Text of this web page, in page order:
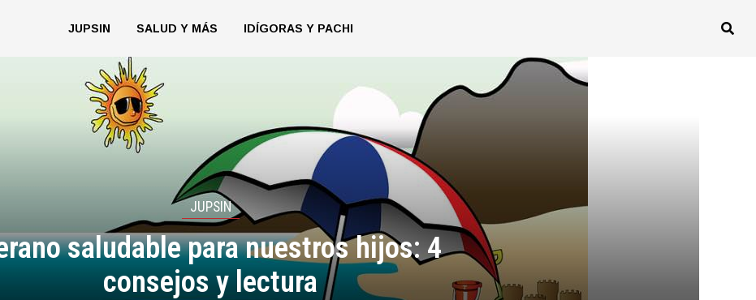
JUPSIN SALUD Y MÁS IDÍGORAS Y PACHI
JUPSIN
saludable para nuestros hijos: 4
consejos y lectura